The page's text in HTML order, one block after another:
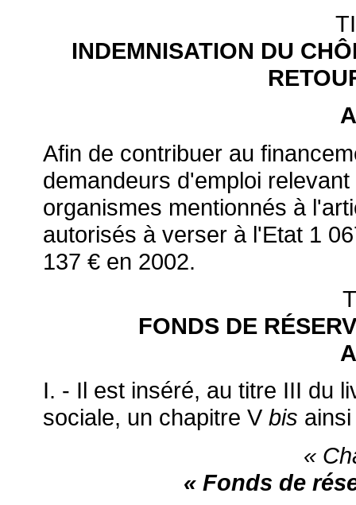
INDEMNISATION DU
Afin de contribuer au
demandeurs d'emploi
organismes mentionnés à
autorisés à verser à l'Etat 1
137 € en 2002.
FONDS DE
I. - Il est inséré, au titre III du
sociale, un chapitre V bis
«
« Fonds de